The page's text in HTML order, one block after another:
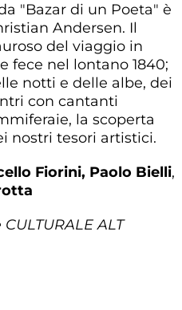
"Bazar di un Poeta" è
Andersen. Il
del viaggio in
fece nel lontano 1840;
notti e delle albe, dei
con cantanti
la scoperta
nostri tesori artistici.
Fiorini, Paolo Bielli,
ALT